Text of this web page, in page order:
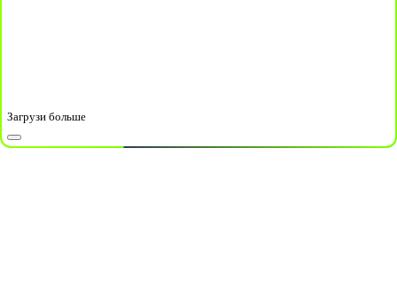
Загрузи больше